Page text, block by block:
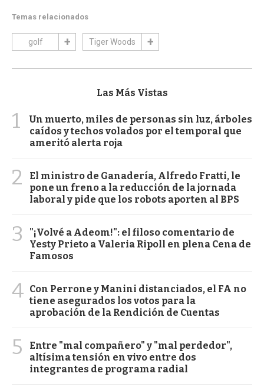
Temas relacionados
golf Tiger Woods
Las Más Vistas
1
Un muerto, miles de personas sin luz, árboles
caídos y techos volados por el temporal que
ameritó alerta roja
2
El ministro de Ganadería, Alfredo Fratti, le
pone un freno a la reducción de la jornada
laboral y pide que los robots aporten al BPS
3
"¡Volvé a Adeom!": el filoso comentario de
Yesty Prieto a Valeria Ripoll en plena Cena de
Famosos
4 Con Perrone y Manini distanciados, el FA no
tiene asegurados los votos para la
aprobación de la Rendición de Cuentas
5
Entre "mal compañero" y "mal perdedor",
altísima tensión en vivo entre dos
integrantes de programa radial